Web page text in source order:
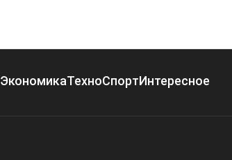
ЭкономикаТехноСпортИнтересное